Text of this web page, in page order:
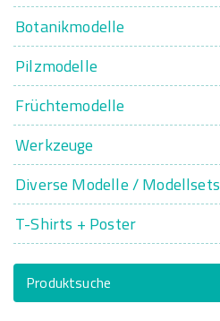
Botanikmodelle
Pilzmodelle
Früchtemodelle
Werkzeuge
Diverse Modelle / Modellsets
T-Shirts + Poster
Produktsuche